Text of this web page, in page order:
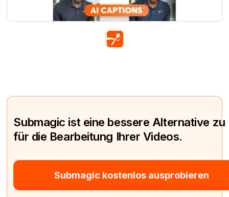
Submagic ist eine bessere Alternative zu
für die Bearbeitung Ihrer Videos.
Submagic kostenlos ausprobieren